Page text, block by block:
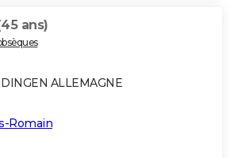
ans)
ALLEMAGNE
Romain